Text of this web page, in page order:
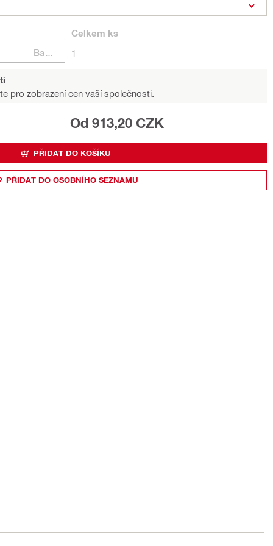
Celkem ks
1
pro zobrazení cen vaší společnosti.
Od 913,20 CZK
PŘIDAT DO KOŠÍKU
PŘIDAT DO OSOBNÍHO SEZNAMU